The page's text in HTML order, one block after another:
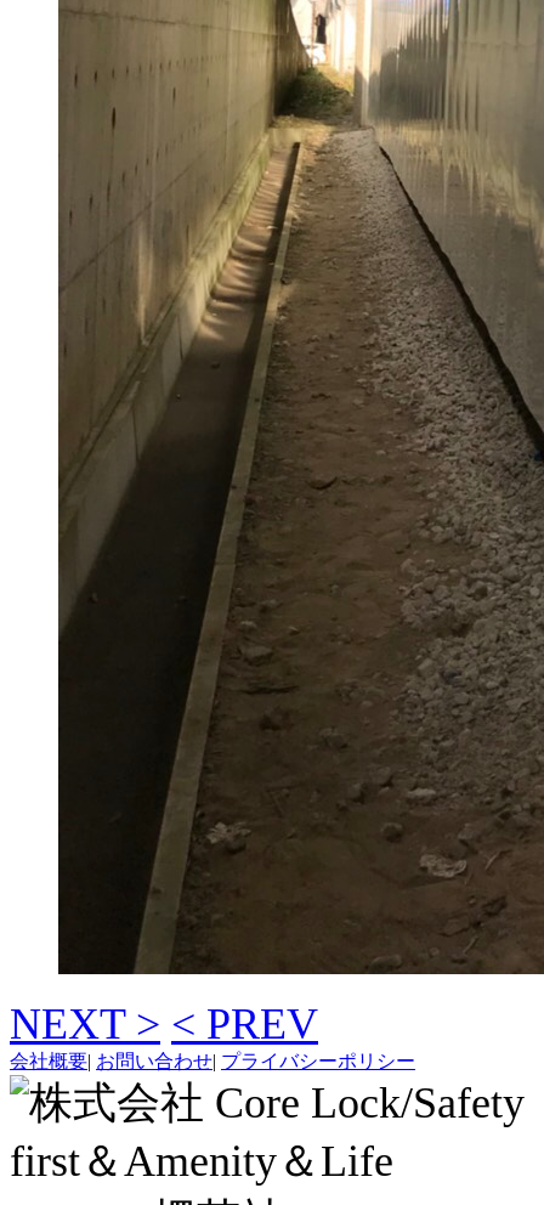
NEXT > < PREV
会社概要| お問い合わせ| プライバシーポリシー